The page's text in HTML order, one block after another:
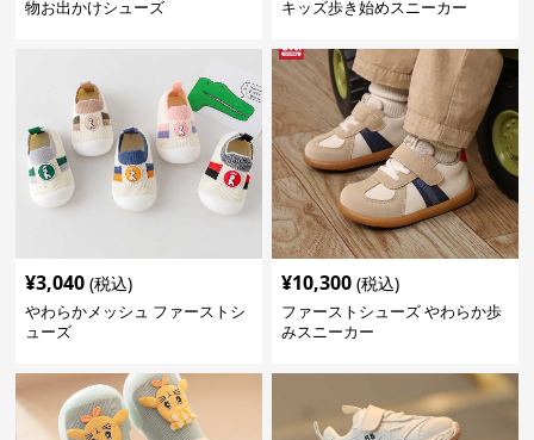
物お出かけシューズ
キッズ歩き始めスニーカー
¥3,040 (税込)
やわらかメッシュ ファーストシ
ューズ
¥10,300 (税込)
ファーストシューズ やわらか歩
みスニーカー